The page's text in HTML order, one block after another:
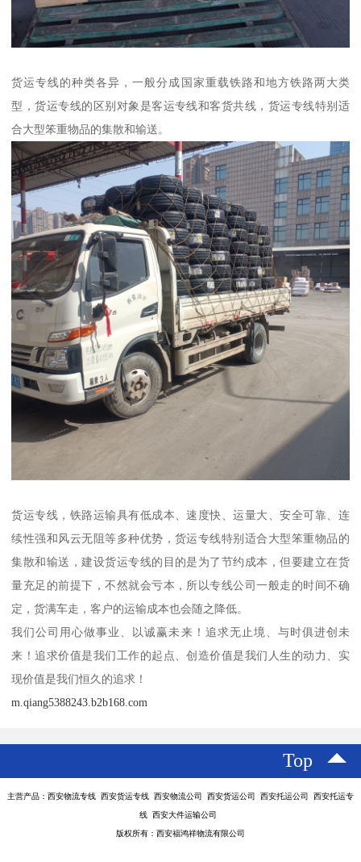
货运专线的种类各异，一般分成国家重载铁路和地方铁路两大类
型，货运专线的区别对象是客运专线和客货共线，货运专线特别适
合大型笨重物品的集散和输送。
货运专线，铁路运输具有低成本、速度快、运量大、安全可靠、连
续性强和风云无阻等多种优势，货运专线特别适合大型笨重物品的
集散和输送，建设货运专线的目的是为了节约成本，但要建立在货
量充足的前提下，不然就会亏本，所以专线公司一般走的时间不确
定，货满车走，客户的运输成本也会随之降低。
我们公司用心做事业、以诚赢未来！追求无止境、与时俱进创未
来！追求价值是我们工作的起点、创造价值是我们人生的动力、实
现价值是我们恒久的追求！
m.qiang5388243.b2b168.com
Top
主营产品：西安物流专线 西安货运专线 西安物流公司 西安货运公司 西安托运公司 西安托运专
线 西安大件运输公司
版权所有：西安福鸿祥物流有限公司